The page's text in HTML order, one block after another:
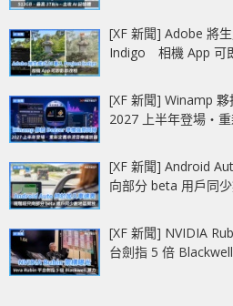
[XF 新聞] Adobe 將
Indigo 相機 App 可
[XF 新聞] Winamp
2027 上半年登場‧
[XF 新聞] Android
向部分 beta 用戶同
[XF 新聞] NVIDIA
台劍指 5 倍